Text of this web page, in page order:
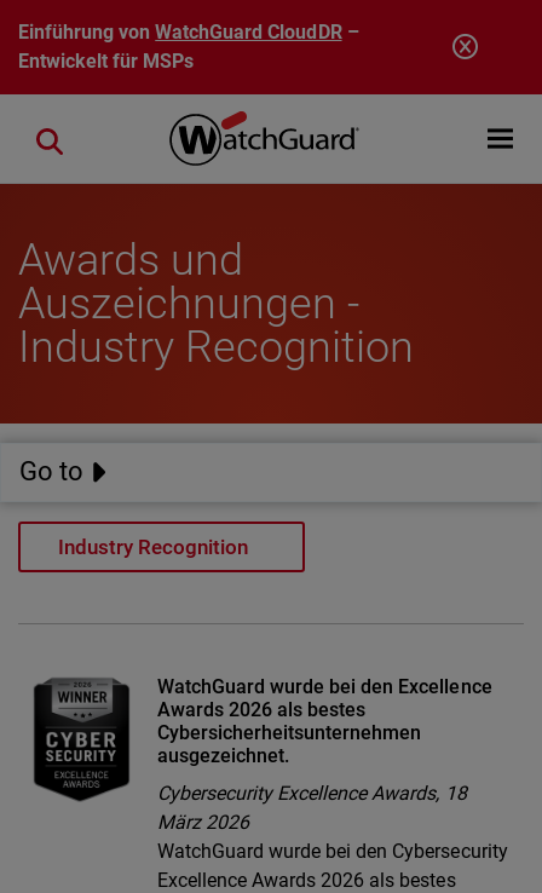
Direkt zum Inhalt
Einführung vonWatchGuard CloudDR–
Entwickelt für MSPs
Open
Close search
Awards und
Auszeichnungen -
Industry Recognition
Go to
WatchGuard wurde bei den Excellence
Awards 2026 als bestes
Cybersicherheitsunternehmen
ausgezeichnet.
Cybersecurity Excellence Awards, 18
März 2026
WatchGuard wurde bei den Cybersecurity
Excellence Awards 2026 als bestes